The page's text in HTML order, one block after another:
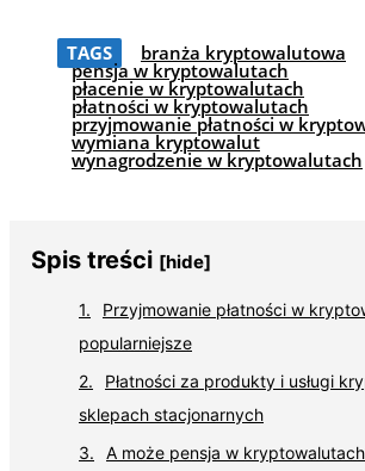
TAGS branża kryptowalutowa
pensja w kryptowalutach
płacenie w kryptowalutach
płatności w kryptowalutach
przyjmowanie płatności w
wymiana kryptowalut
wynagrodzenie w kryptowalutach
Spis treści [hide]
Przyjmowanie płatności w
popularniejsze
Płatności za produkty i usługi
sklepach stacjonarnych
A może pensja w